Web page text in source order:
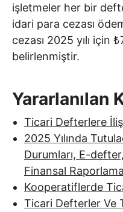
işletmeler her bir
idari para cezası
cezası 2025 yılı için
belirlenmiştir.
Yararlanılan
Ticari Defterlere
2025 Yılında
Durumları, E-
Finansal
Kooperatiflerde
Ticari Defterler Ve